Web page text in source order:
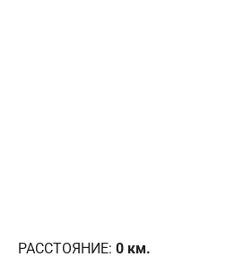
РАССТОЯНИЕ: 0 км.